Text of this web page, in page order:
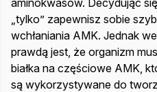
aminokwasów. Decydując
„tylko” zapewnisz sobie
wchłaniania AMK. Jednak
prawdą jest, że organizm
białka na częściowe AMK,
są wykorzystywane do